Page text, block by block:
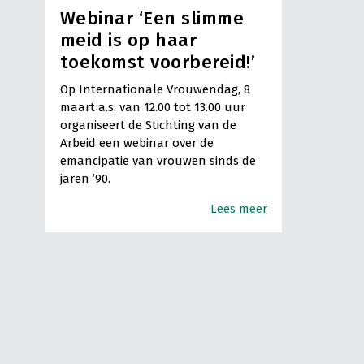
Webinar ‘Een slimme
meid is op haar
toekomst voorbereid!’
Op Internationale Vrouwendag, 8
maart a.s. van 12.00 tot 13.00 uur
organiseert de Stichting van de
Arbeid een webinar over de
emancipatie van vrouwen sinds de
jaren ’90.
Lees meer